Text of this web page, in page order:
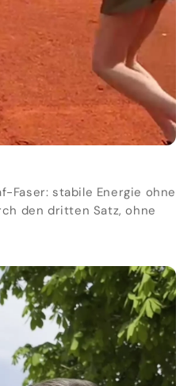
Faser: stabile Energie ohne
den dritten Satz, ohne